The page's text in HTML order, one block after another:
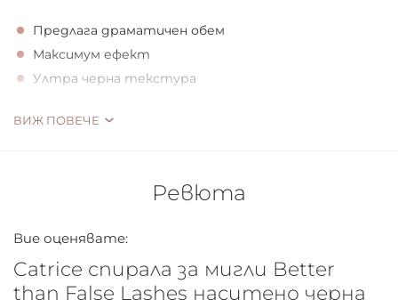
Предлага драматичен обем
Максимум ефект
Ултра черна текстура
предлага драматичен обем, сензационна дължина и
екстремно извити мигли. Лесна за нанасяне:
уникалната четка с троен размер, улавя всеки
ВИЖ ПОВЕЧЕ
Ревюта
Вие оценявате:
Catrice спирала за мигли Better
than False Lashes наситено черна